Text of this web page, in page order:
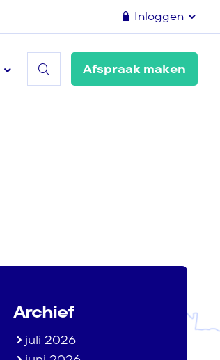
Inloggen
Afspraak maken
Archief
juli 2026